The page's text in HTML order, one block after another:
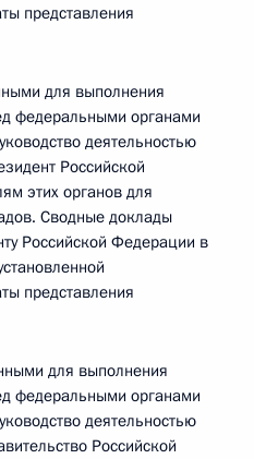
представления
для выполнения
федеральными органами
деятельностью
Российской
этих органов для
Сводные доклады
Российской Федерации в
представления
для выполнения
федеральными органами
деятельностью
Российской